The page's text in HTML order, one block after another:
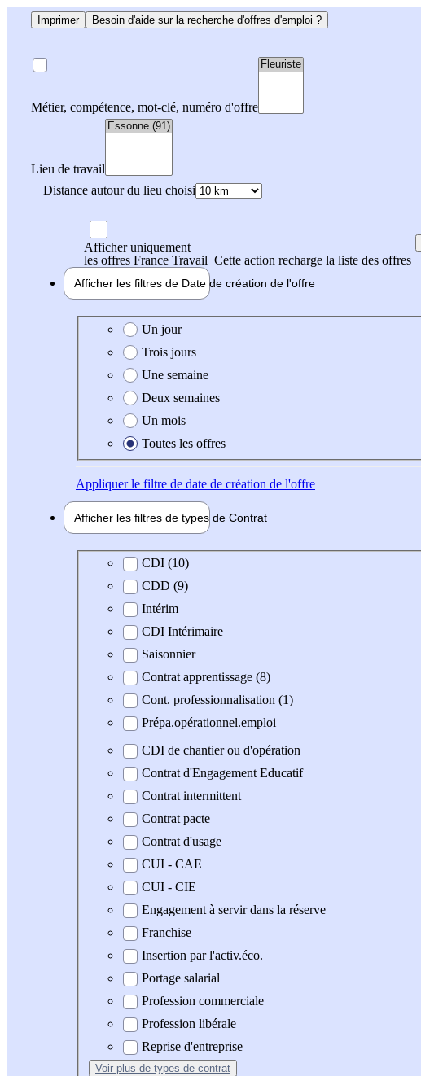
Imprimer Besoin d'aide sur la recherche d'offres d'emploi ?
Métier, compétence, mot-clé, numéro d'offre
Lieu de travail
Distance autour du lieu choisi
Afficher uniquement
les offres France Travail Cette action recharge la liste des offres
Afficher les filtres de Date de création de l'offre
Date de création de l'offre
Un jour
Trois jours
Une semaine
Deux semaines
Un mois
Toutes les offres
Appliquerle filtre de date de création de l'offre
Afficher les filtres de types de Contrat
Type de contratCDI (10)
CDD (9)
Intérim
CDI Intérimaire
Saisonnier
Contrat apprentissage (8)
Cont. professionnalisation (1)
Prépa.opérationnel.emploi
CDI de chantier ou d'opération
Contrat d'Engagement Educatif
Contrat intermittent
Contrat pacte
Contrat d'usage
CUI - CAE
CUI - CIE
Engagement à servir dans la réserve
Franchise
Insertion par l'activ.éco.
Portage salarial
Profession commerciale
Profession libérale
Reprise d'entreprise
Voir plus de types de contrat